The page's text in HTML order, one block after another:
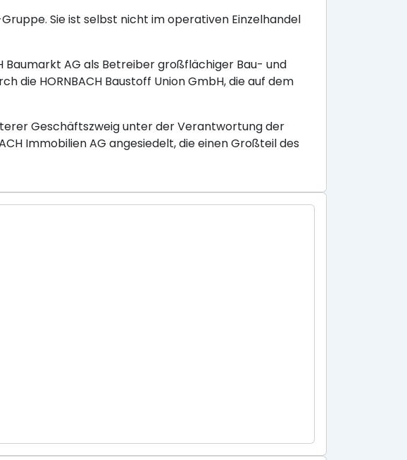
Gruppe. Sie ist selbst nicht im operativen Einzelhandel
Baumarkt AG als Betreiber großflächiger Bau- und
HORNBACH Baustoff Union GmbH, die auf dem
Geschäftszweig unter der Verantwortung der
Immobilien AG angesiedelt, die einen Großteil des